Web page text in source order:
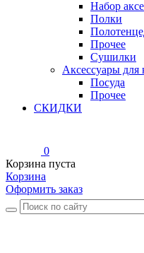
Набор
Полки
Прочее
Сушилки
Аксессуары для
Посуда
Прочее
СКИДКИ
0
Корзина пуста
Корзина
Оформить заказ